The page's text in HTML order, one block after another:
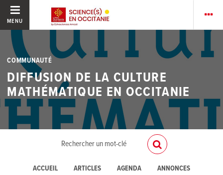
MENU
COMMUNAUTÉ
DIFFUSION DE LA CULTURE
MATHÉMATIQUE EN OCCITANIE
ACCUEIL ARTICLES AGENDA ANNONCES